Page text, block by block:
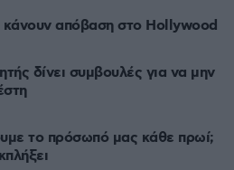
απόβαση στο Hollywood
δίνει συμβουλές για να μην
το πρόσωπό μας κάθε πρωί;